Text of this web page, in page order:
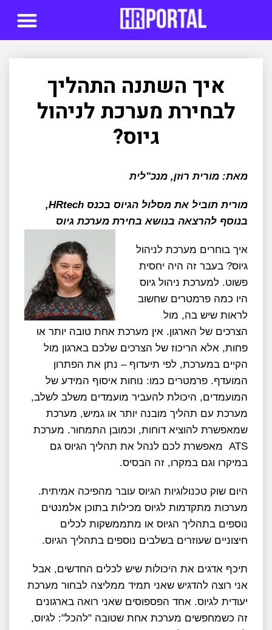
איך השתנה התהליך
לבחירת מערכת לניהול
גיוס?
מאת: מורית רוזן, מנכ"לית
מורית תוביל את מסלול הגיוס בכנס HRtech,
בנוסף להרצאה בנושא בחירת מערכת גיוס
איך בוחרים מערכת לניהול
גיוס? בעבר זה היה יחסית
פשוט. למערכת ניהול גיוס
היו כמה פרמטרים שחשוב
לראות שיש בה, מול
הצרכים של הארגון. אין מערכת אחת טובה יותר או
פחות, אלא הריכוז של הצרכים שלכם בארגון מול
הקיים במערכת, לפי תיעדוף – נתן את הפתרון
המועדף. פרמטרים כמו: נוחות איסוף המידע של
המועמדים, היכולת להעביר מועמדים משלב לשלב,
מערכת עם תהליך מובנה יותר או גמיש, מערכת
שמאפשרת להוציא דוחות, וכמובן התמחור. מערכת
ATS מאפשרת לכם לנהל את תהליך הגיוס גם
במיקרו וגם במקרו, זה הבסיס.
היום שוק טכנולוגיות הגיוס עובר מהפיכה אמיתית.
מערכות מתקדמות לגיוס מכילות בתוכן אלמנטים
נוספים בתהליך הגיוס או מתממשקות לכלים
חיצוניים שעוזרים בשלבים נוספים בתהליך הגיוס.
תיכף אדגים את היכולות שיש לכלים החדשים, אבל
אני רוצה להדגיש שאני תמיד ממליצה לבחור מערכת
יעודית לגיוס. אחד הפספוסים שאני רואה בארגונים
זה כשמחפשים מערכת אחת שטובה "להכל": לגיוס,